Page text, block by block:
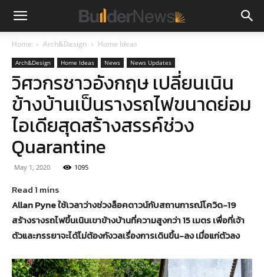
Home Arch&Design Home Ideas
Arch&Design Home Ideas News News Updates
วิศวกรชาวอังกฤษ เปลี่ยนเนิน
ข้างบ้านเป็นรางรถไฟขนาดย่อม
ไอเดียสุดสร้างสรรค์ช่วง
Quarantine
May 1, 2020 1095
Allan Pyne ใช้เวลาว่างช่วงล็อคดาวน์กับสถานการณ์โควิด-19
สร้างรางรถไฟขึ้นเนินเขาข้างบ้านที่ความสูงกว่า 15 เมตร เพื่อที่เจ้า
ตัวและภรรยาจะได้ไม่ต้องกังวลเรื่องการเดินขึ้น-ลง เมื่อแก่ตัวลง